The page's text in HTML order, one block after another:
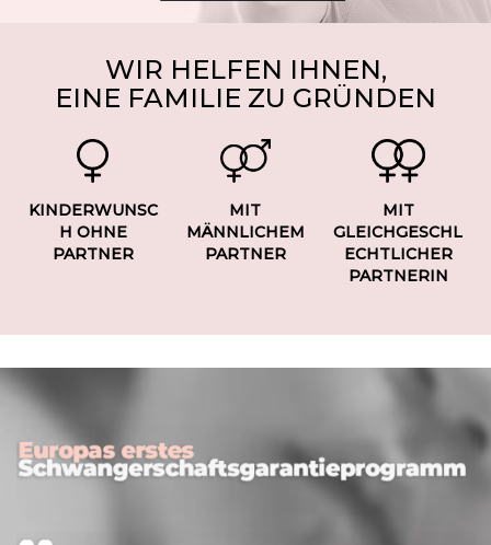
WIR HELFEN IHNEN,
EINE FAMILIE ZU GRÜNDEN
KINDERWUNSC
H OHNE
PARTNER
MIT
MÄNNLICHEM
PARTNER
MIT
GLEICHGESCHL
ECHTLICHER
PARTNERIN